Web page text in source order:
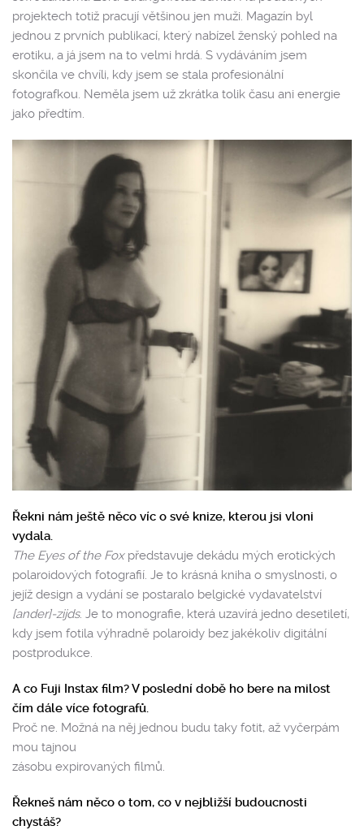
projektech totiž pracují většinou jen muži. Magazín byl
jednou z prvních publikací, který nabízel ženský pohled na
erotiku, a já jsem na to velmi hrdá. S vydáváním jsem
skončila ve chvíli, kdy jsem se stala profesionální
fotografkou. Neměla jsem už zkrátka tolik času ani energie
jako předtím.
Řekni nám ještě něco víc o své knize, kterou jsi vloni
vydala.
The Eyes of the Foxpředstavuje dekádu mých erotických
polaroidových fotografií. Je to krásná kniha o smyslnosti, o
jejíž design a vydání se postaralo belgické vydavatelství
[ander]-zijds. Je to monografie, která uzavírá jedno desetiletí,
kdy jsem fotila výhradně polaroidy bez jakékoliv digitální
postprodukce.
A co Fuji Instax film? V poslední době ho bere na milost
čím dále více fotografů.
Proč ne. Možná na něj jednou budu taky fotit, až vyčerpám
mou tajnou
zásobu expirovaných filmů.
Řekneš nám něco o tom, co v nejbližší budoucnosti
chystáš?